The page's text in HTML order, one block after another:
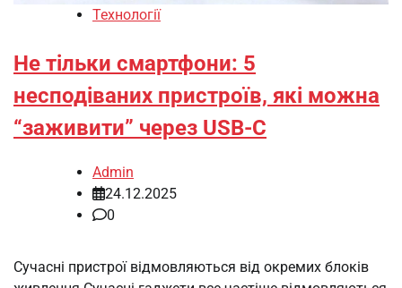
Технології
Не тільки смартфони: 5
несподіваних пристроїв, які можна
“заживити” через USB-C
Admin
24.12.2025
0
Сучасні пристрої відмовляються від окремих блоків